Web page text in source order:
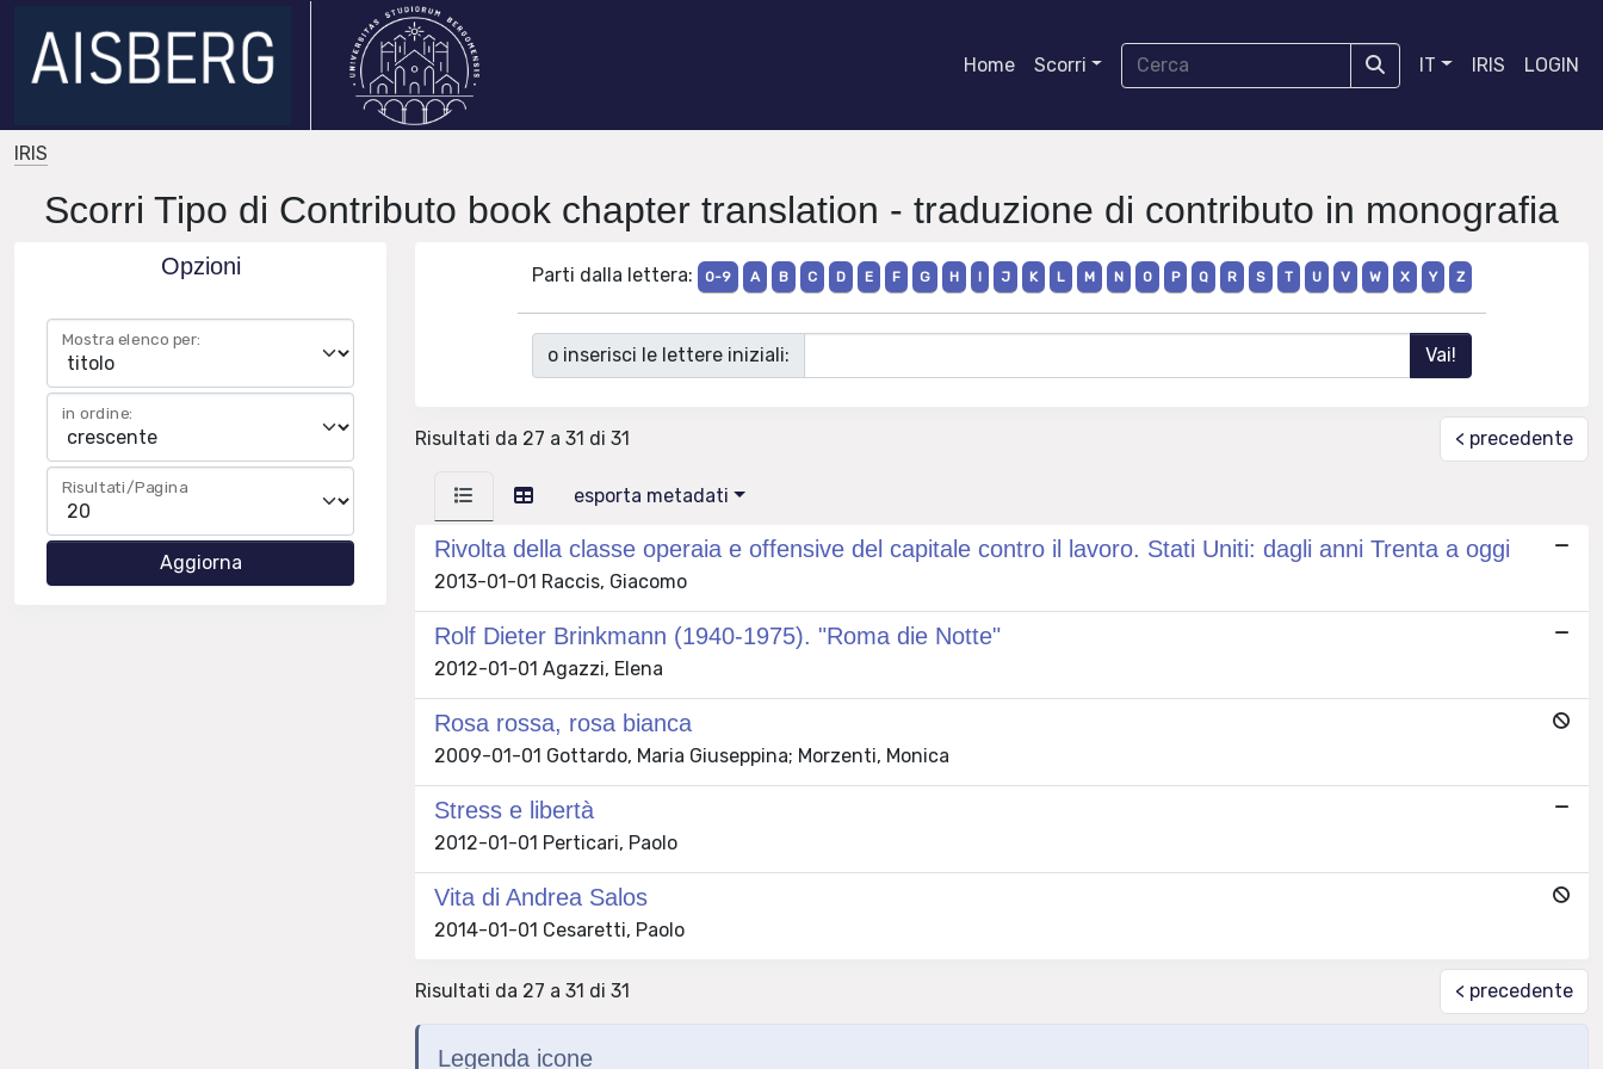
Home Scorri IT IRIS LOGIN
IRIS
Scorri Tipo di Contributo book chapter translation - traduzione di contributo in monografia
Opzioni
Mostra elenco per:
in ordine:
Risultati/Pagina
Parti dalla lettera: 0-9 A B C D E F G H I J K L M N O P Q R S T U V W X Y Z
o inserisci le lettere iniziali:
Risultati da 27 a 31 di 31 < precedente
esporta metadati
Rivolta della classe operaia e offensive del capitale contro il lavoro. Stati Uniti: dagli anni Trenta a oggi
2013-01-01 Raccis, Giacomo
Rolf Dieter Brinkmann (1940-1975). "Roma die Notte"
2012-01-01 Agazzi, Elena
Rosa rossa, rosa bianca
2009-01-01 Gottardo, Maria Giuseppina; Morzenti, Monica
Stress e libertà
2012-01-01 Perticari, Paolo
Vita di Andrea Salos
2014-01-01 Cesaretti, Paolo
Risultati da 27 a 31 di 31 < precedente
Legenda icone